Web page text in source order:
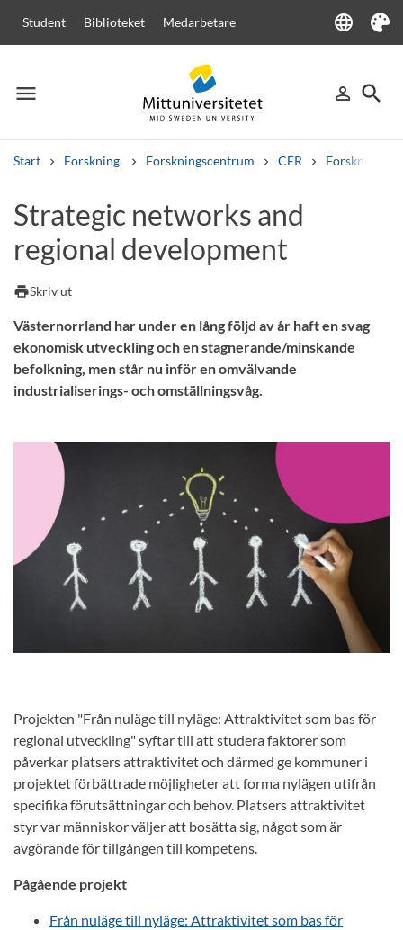
Student Biblioteket Medarbetare language
Language
Tema
menu
Meny person_outline
Logga in
search
Sök
Start Forskning Forskningscentrum CER Forskning
Andra söktjänster
Kurser och programKursplaner Välkomstbrev
Lediga jobb
Strategic networks and
regional development
printSkriv ut
Västernorrland har under en lång följd av år haft en svag
ekonomisk utveckling och en stagnerande/minskande
befolkning, men står nu inför en omvälvande
industrialiserings- och omställningsvåg.
Projekten "Från nuläge till nyläge: Attraktivitet som bas för
regional utveckling" syftar till att studera faktorer som
påverkar platsers attraktivitet och därmed ge kommuner i
projektet förbättrade möjligheter att forma nylägen utifrån
specifika förutsättningar och behov. Platsers attraktivitet
styr var människor väljer att bosätta sig, något som är
avgörande för tillgången till kompetens.
Pågående projekt
Från nuläge till nyläge: Attraktivitet som bas för